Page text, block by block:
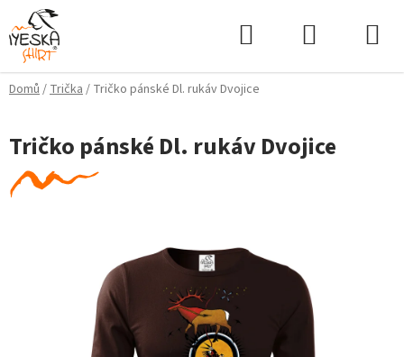
Přejít
na
obsah
Domů/Trička/ Tričko pánské Dl. rukáv Dvojice
Tričko pánské Dl. rukáv Dvojice